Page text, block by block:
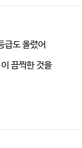
급도 올렸어
끔찍한 것을